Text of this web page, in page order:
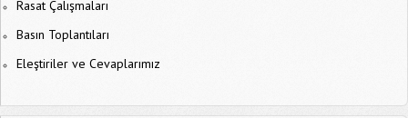
Rasat Çalışmaları
Basın Toplantıları
Eleştiriler ve Cevaplarımız